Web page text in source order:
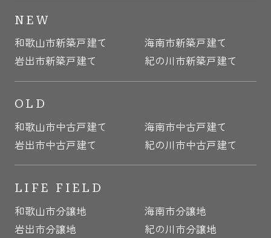
NEW
和歌山市新築戸建て
海南市新築戸建て
岩出市新築戸建て
紀の川市新築戸建て
OLD
和歌山市中古戸建て
海南市中古戸建て
岩出市中古戸建て
紀の川市中古戸建て
LIFE FIELD
和歌山市分譲地
海南市分譲地
岩出市分譲地
紀の川市分譲地